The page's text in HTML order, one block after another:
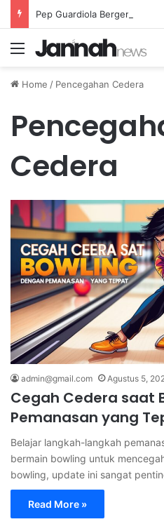
Menu
Home / Pencegahan Cedera
Cedera
admin@gmail.com Agustus 5,
Cegah Cedera saat
Pemanasan yang
Belajar langkah-langkah
bermain bowling untuk
bowling, update ini sangat
Read More »